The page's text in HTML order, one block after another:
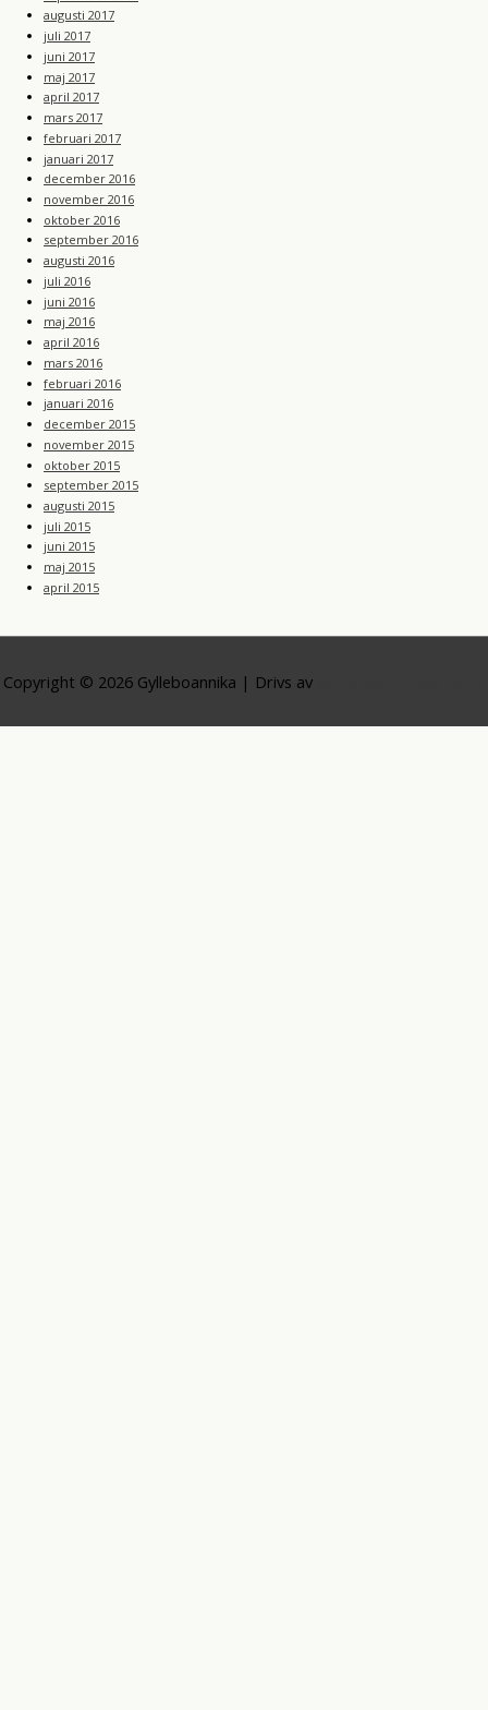
augusti 2017
juli 2017
juni 2017
maj 2017
april 2017
mars 2017
februari 2017
januari 2017
december 2016
november 2016
oktober 2016
september 2016
augusti 2016
juli 2016
juni 2016
maj 2016
april 2016
mars 2016
februari 2016
januari 2016
december 2015
november 2015
oktober 2015
september 2015
augusti 2015
juli 2015
juni 2015
maj 2015
april 2015
Copyright © 2026 Gylleboannika | Drivs av